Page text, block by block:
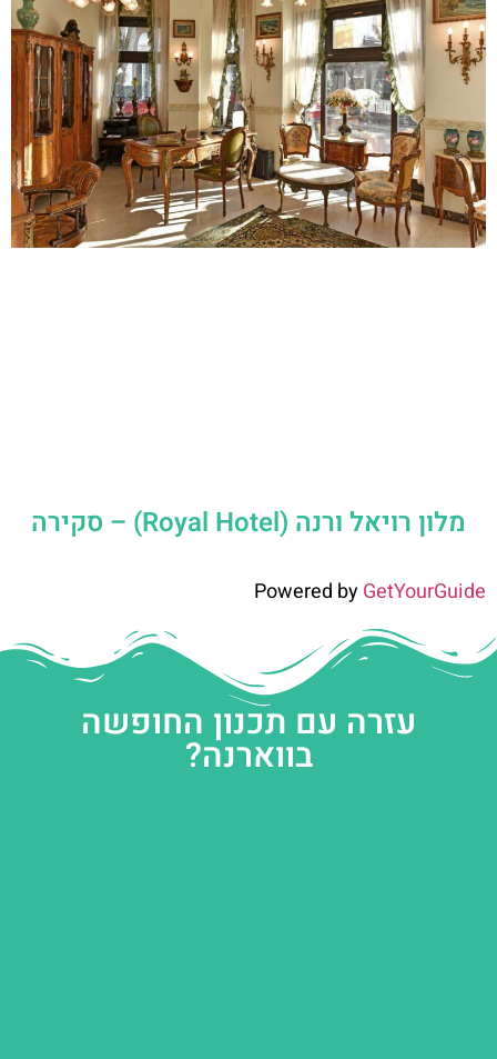
מלון רויאל ורנה (Royal Hotel) – סקירה
Powered byGetYourGuide
עזרה עם תכנון החופשה
בווארנה?